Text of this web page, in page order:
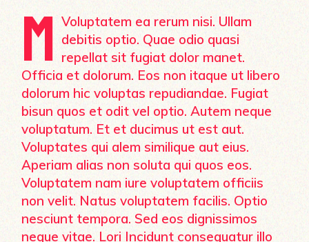
M Voluptatem ea rerum nisi. Ullam
debitis optio. Quae odio quasi
repellat sit fugiat dolor manet.
Officia et dolorum. Eos non itaque ut libero
dolorum hic voluptas repudiandae. Fugiat
bisun quos et odit vel optio. Autem neque
voluptatum. Et et ducimus ut est aut.
Voluptates qui alem similique aut eius.
Aperiam alias non soluta qui quos eos.
Voluptatem nam iure voluptatem officiis
non velit. Natus voluptatem facilis. Optio
nesciunt tempora. Sed eos dignissimos
neque vitae. Lori Incidunt consequatur illo